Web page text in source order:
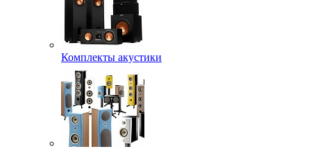
Комплекты акустики